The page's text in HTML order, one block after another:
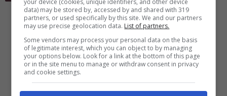
data) may be stored by, accessed by and shared with 319
partners, or used specifically by this site. We and our partners
may use precise geolocation data. List of partners.
Some vendors may process your personal data on the basis
of legitimate interest, which you can object to by managing
your options below. Look for a link at the bottom of this page
or in the site menu to manage or withdraw consent in privacy
and cookie settings.